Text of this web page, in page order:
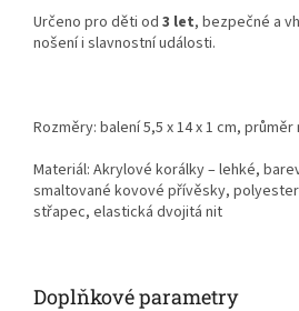
Určeno pro děti od 3 let, bezpečné a
nošení i slavnostní události.
Rozměry: balení 5,5 x 14 x 1 cm, průměr
Materiál: Akrylové korálky – lehké,
smaltované kovové přívěsky,
střapec, elastická dvojitá nit
Doplňkové parametry